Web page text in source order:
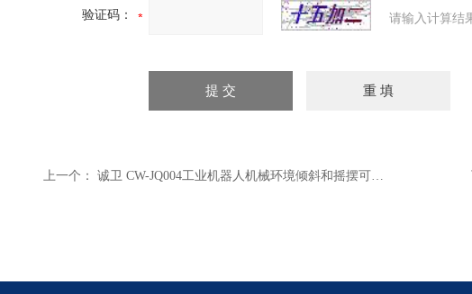
验证码： 请输入计算结
上一个： 诚卫 CW-JQ004工业机器人机械环境倾斜和摇摆可靠性试验机